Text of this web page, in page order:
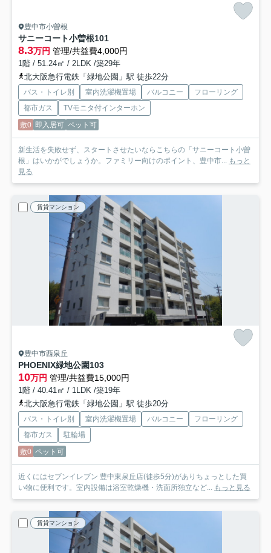
豊中市小曽根
サニーコート小曽根101
8.3万円 管理/共益費4,000円
1階 / 51.24㎡ / 2LDK /築29年
北大阪急行電鉄「緑地公園」駅 徒歩22分
バス・トイレ別 室内洗濯機置場 バルコニー
フローリング
都市ガス
TVモニタ付インターホン
敷0 即入居可 ペット可
新生活を失敗せず、スタートさせたいならこちらの「サニーコート小曽
根」はいかがでしょうか。ファミリー向けのポイント、豊中市... もっと
見る
賃貸マンション
豊中市西泉丘
PHOENIX緑地公園103
10万円 管理/共益費15,000円
1階 / 40.41㎡ / 1LDK /築19年
北大阪急行電鉄「緑地公園」駅 徒歩20分
バス・トイレ別 室内洗濯機置場 バルコニー
フローリング
都市ガス
駐輪場
敷0 ペット可
近くにはセブンイレブン 豊中東泉丘店(徒歩5分)がありちょっとした買
い物に便利です。室内設備は浴室乾燥機・洗面所独立など... もっと見る
賃貸マンション